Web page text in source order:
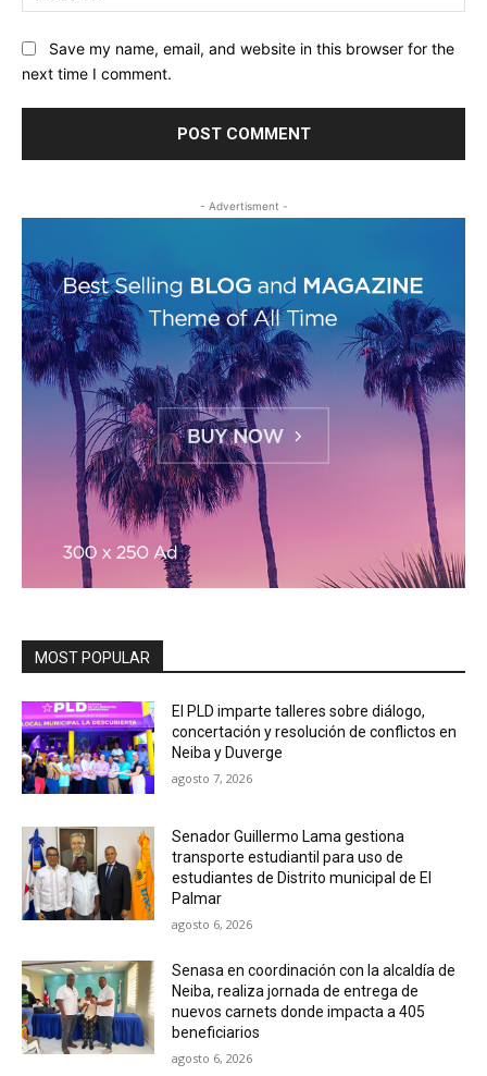
Save my name, email, and website in this browser for the
next time I comment.
- Advertisment -
MOST POPULAR
El PLD imparte talleres sobre diálogo,
concertación y resolución de conflictos en
Neiba y Duverge
agosto 7, 2026
Senador Guillermo Lama gestiona
transporte estudiantil para uso de
estudiantes de Distrito municipal de El
Palmar
agosto 6, 2026
Senasa en coordinación con la alcaldía de
Neiba, realiza jornada de entrega de
nuevos carnets donde impacta a 405
beneficiarios
agosto 6, 2026